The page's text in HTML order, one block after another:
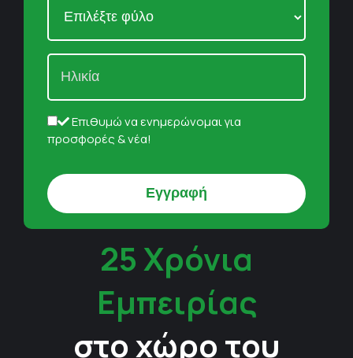
Επιθυμώ να ενημερώνομαι για
προσφορές & νέα!
25 Χρόνια
Εμπειρίας
στο χώρο του